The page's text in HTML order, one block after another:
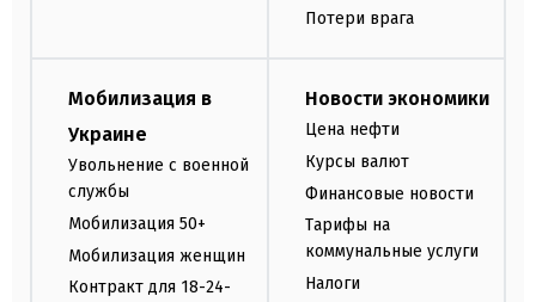
Потери врага
Мобилизация в
Украине
Увольнение с военной
службы
Мобилизация 50+
Мобилизация женщин
Контракт для 18-24-
Новости экономики
Цена нефти
Курсы валют
Финансовые новости
Тарифы на
коммунальные услуги
Налоги